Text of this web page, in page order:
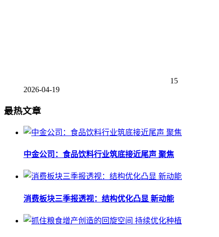
15
2026-04-19
最热文章
中金公司：食品饮料行业筑底接近尾声 聚焦
消费板块三季报透视：结构优化凸显 新动能